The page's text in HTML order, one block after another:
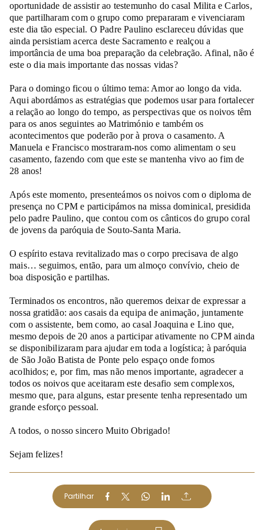
oportunidade de assistir ao testemunho do casal Milita e Carlos,
que partilharam com o grupo como prepararam e vivenciaram
este dia tão especial. O Padre Paulino esclareceu dúvidas que
ainda persistiam acerca deste Sacramento e realçou a
importância de uma boa preparação da celebração. Afinal, não é
este o dia mais importante das nossas vidas?
Para o domingo ficou o último tema: Amor ao longo da vida.
Aqui abordámos as estratégias que podemos usar para fortalecer
a relação ao longo do tempo, as perspectivas que os noivos têm
para os anos seguintes ao Matrimónio e também os
acontecimentos que poderão por à prova o casamento. A
Manuela e Francisco mostraram-nos como alimentam o seu
casamento, fazendo com que este se mantenha vivo ao fim de
28 anos!
Após este momento, presenteámos os noivos com o diploma de
presença no CPM e participámos na missa dominical, presidida
pelo padre Paulino, que contou com os cânticos do grupo coral
de jovens da paróquia de Souto-Santa Maria.
O espírito estava revitalizado mas o corpo precisava de algo
mais… seguimos, então, para um almoço convívio, cheio de
boa disposição e partilhas.
Terminados os encontros, não queremos deixar de expressar a
nossa gratidão: aos casais da equipa de animação, juntamente
com o assistente, bem como, ao casal Joaquina e Lino que,
mesmo depois de 20 anos a participar ativamente no CPM ainda
se disponibilizaram para ajudar em toda a logística; à paróquia
de São João Batista de Ponte pelo espaço onde fomos
acolhidos; e, por fim, mas não menos importante, agradecer a
todos os noivos que aceitaram este desafio sem complexos,
mesmo que, para alguns, estar presente tenha representado um
grande esforço pessoal.
A todos, o nosso sincero Muito Obrigado!
Sejam felizes!
Partilhar